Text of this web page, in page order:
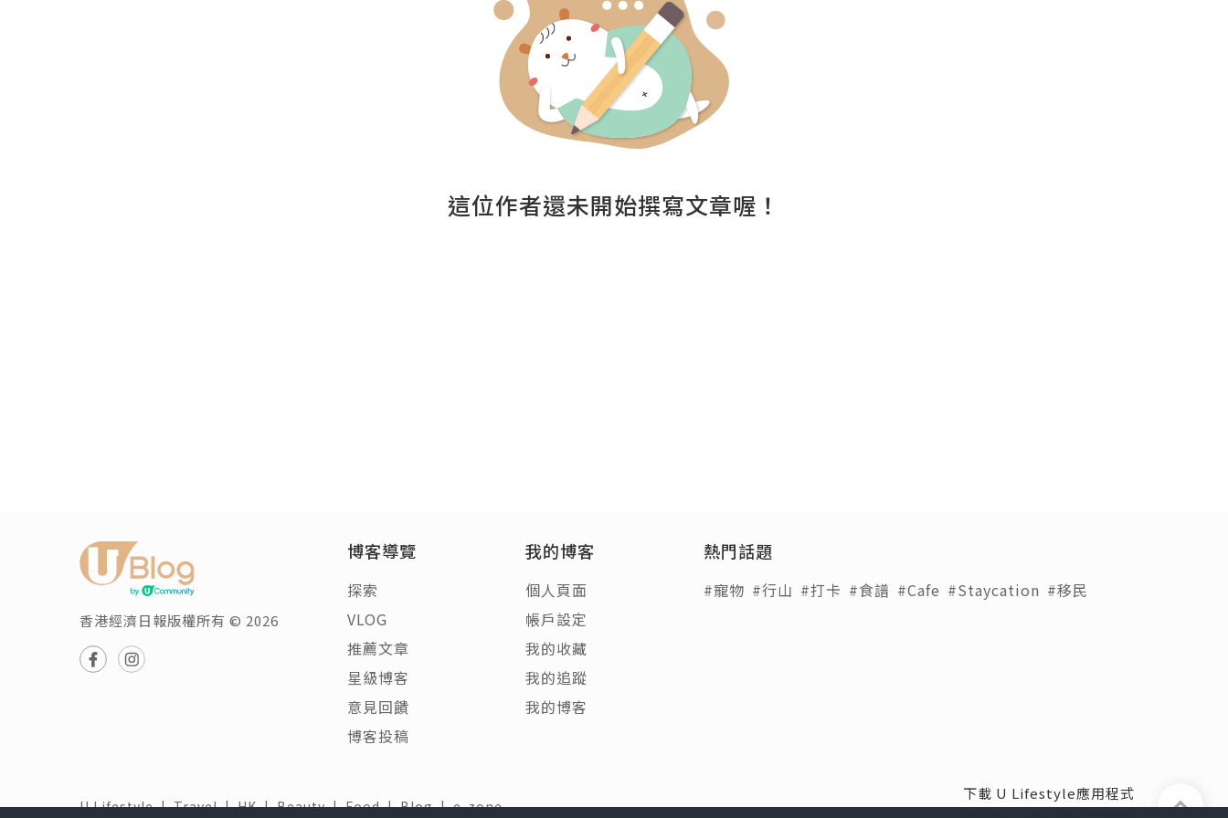
這位作者還未開始撰寫文章喔！
香港經濟日報版權所有 © 2026
博客導覽
探索
VLOG
推薦文章
星級博客
意見回饋
博客投稿
我的博客
個人頁面
帳戶設定
我的收藏
我的追蹤
我的博客
熱門話題
#寵物 #行山 #打卡 #食譜 #Cafe #Staycation #移民
U Lifestyle|Travel|HK|Beauty|Food|Blog|e-zone
下載 U Lifestyle應用程式